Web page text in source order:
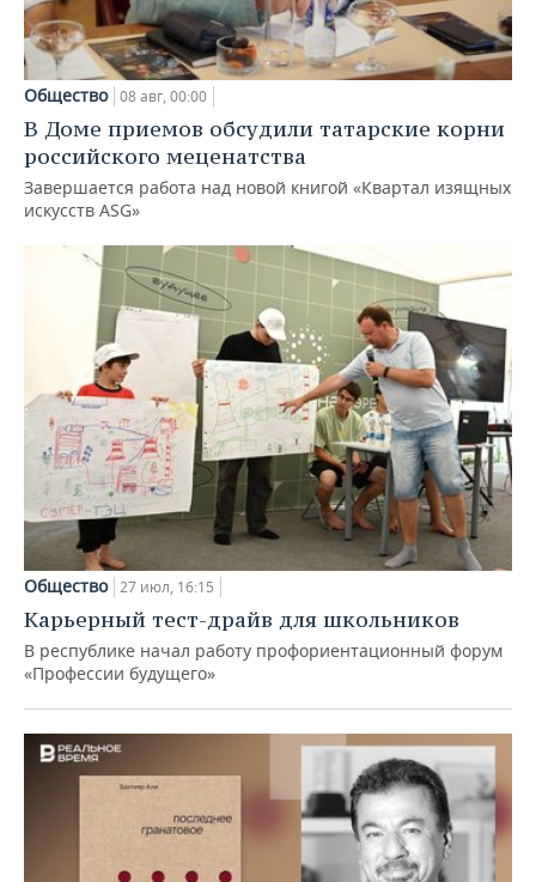
Общество 08 авг, 00:00
В Доме приемов обсудили татарские корни
российского меценатства
Завершается работа над новой книгой «Квартал изящных
искусств ASG»
Общество 27 июл, 16:15
Карьерный тест-драйв для школьников
В республике начал работу профориентационный форум
«Профессии будущего»